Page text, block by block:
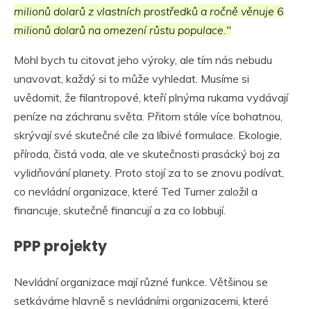
milionů dolarů z vlastních prostředků a ročně věnuje 6
milionů dolarů na omezení růstu populace."
Mohl bych tu citovat jeho výroky, ale tím nás nebudu
unavovat, každý si to může vyhledat. Musíme si
uvědomit, že filantropové, kteří plnýma rukama vydávají
peníze na záchranu světa. Přitom stále více bohatnou,
skrývají své skutečné cíle za líbivé formulace. Ekologie,
příroda, čistá voda, ale ve skutečnosti prasácký boj za
vylidňování planety. Proto stojí za to se znovu podívat,
co nevládní organizace, které Ted Turner založil a
financuje, skutečně financují a za co lobbují.
PPP projekty
Nevládní organizace mají různé funkce. Většinou se
setkáváme hlavně s nevládními organizacemi, které